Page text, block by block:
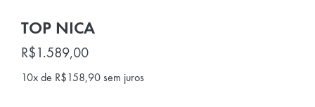
TOP NICA
R$1.589,00
10x de R$158,90 sem juros